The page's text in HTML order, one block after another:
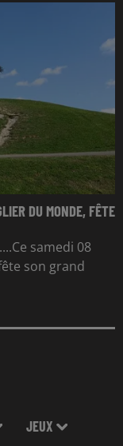
DU MONDE, FÊTE
samedi 08
son grand
JEUX